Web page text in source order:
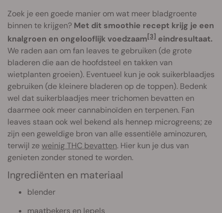
Zoek je een goede manier om wat meer bladgroente
binnen te krijgen? Met dit smoothie recept krijg je een
knalgroen en ongelooflijk voedzaam[3] eindresultaat.
We raden aan om fan leaves te gebruiken (de grote
bladeren die aan de hoofdsteel en takken van
wietplanten groeien). Eventueel kun je ook suikerblaadjes
gebruiken (de kleinere bladeren op de toppen). Bedenk
wel dat suikerblaadjes meer trichomen bevatten en
daarmee ook meer cannabinoïden en terpenen. Fan
leaves staan ook wel bekend als hennep microgreens; ze
zijn een geweldige bron van alle essentiële aminozuren,
terwijl zeweinig THC bevatten. Hier kun je dus van
genieten zonder stoned te worden.
Ingrediënten en materiaal
blender
maatbekers en lepels